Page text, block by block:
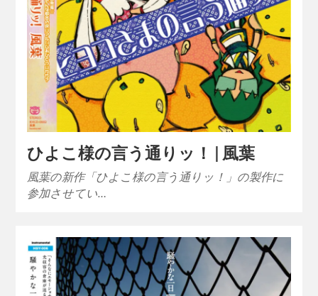
ひよこ様の言う通りッ！ | 風葉
風葉の新作「ひよこ様の言う通りッ！」の製作に
参加させてい…